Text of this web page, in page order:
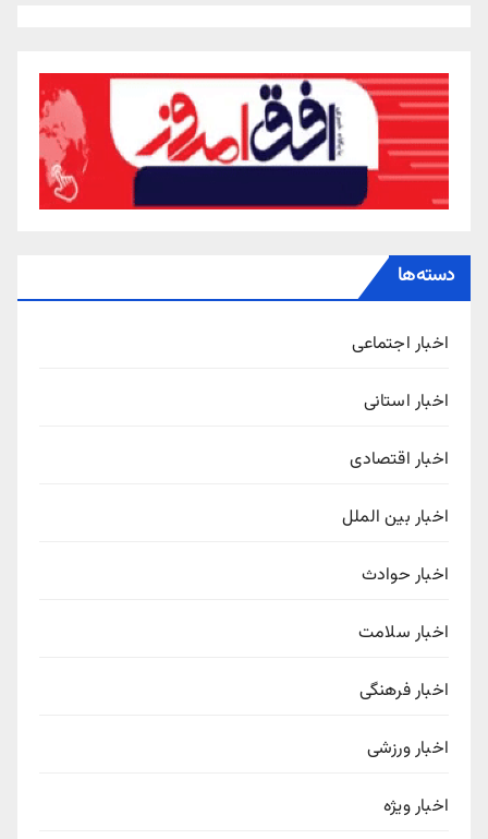
دسته‌ها
اخبار اجتماعی
اخبار استانی
اخبار اقتصادی
اخبار بین الملل
اخبار حوادث
اخبار سلامت
اخبار فرهنگی
اخبار ورزشی
اخبار ویژه